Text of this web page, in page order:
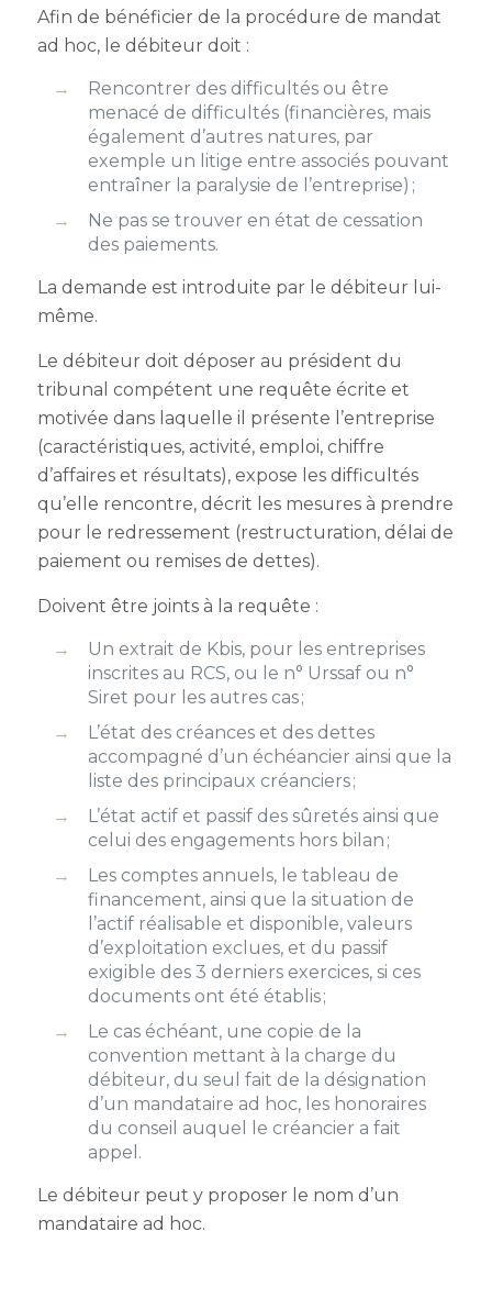
Afin de bénéficier de la procédure de mandat
ad hoc, le débiteur doit :
Rencontrer des difficultés ou être
menacé de difficultés (financières, mais
également d’autres natures, par
exemple un litige entre associés pouvant
entraîner la paralysie de l’entreprise) ;
Ne pas se trouver en état de cessation
des paiements.
La demande est introduite par le débiteur lui-
même.
Le débiteur doit déposer au président du
tribunal compétent une requête écrite et
motivée dans laquelle il présente l’entreprise
(caractéristiques, activité, emploi, chiffre
d’affaires et résultats), expose les difficultés
qu’elle rencontre, décrit les mesures à prendre
pour le redressement (restructuration, délai de
paiement ou remises de dettes).
Doivent être joints à la requête :
Un extrait de Kbis, pour les entreprises
inscrites au RCS, ou le n° Urssaf ou n°
Siret pour les autres cas ;
L’état des créances et des dettes
accompagné d’un échéancier ainsi que la
liste des principaux créanciers ;
L’état actif et passif des sûretés ainsi que
celui des engagements hors bilan ;
Les comptes annuels, le tableau de
financement, ainsi que la situation de
l’actif réalisable et disponible, valeurs
d’exploitation exclues, et du passif
exigible des 3 derniers exercices, si ces
documents ont été établis ;
Le cas échéant, une copie de la
convention mettant à la charge du
débiteur, du seul fait de la désignation
d’un mandataire ad hoc, les honoraires
du conseil auquel le créancier a fait
appel.
Le débiteur peut y proposer le nom d’un
mandataire ad hoc.